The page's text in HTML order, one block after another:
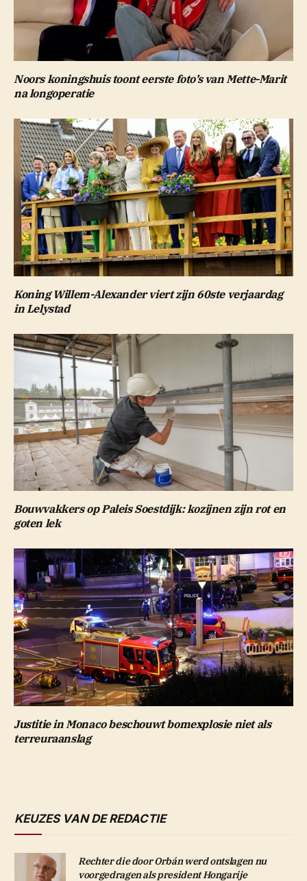
Noors koningshuis toont eerste foto’s van Mette-Marit
na longoperatie
Koning Willem-Alexander viert zijn 60ste verjaardag
in Lelystad
Bouwvakkers op Paleis Soestdijk: kozijnen zijn rot en
goten lek
Justitie in Monaco beschouwt bomexplosie niet als
terreuraanslag
KEUZES VAN DE REDACTIE
Rechter die door Orbán werd ontslagen nu
voorgedragen als president Hongarije